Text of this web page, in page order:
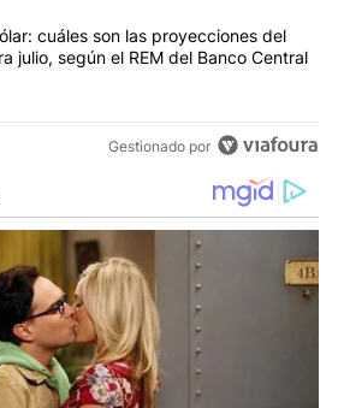
con el título "Inflación y dólar: cuáles
cuáles son las proyecciones del
julio, según el REM del Banco Central
Gestionado por